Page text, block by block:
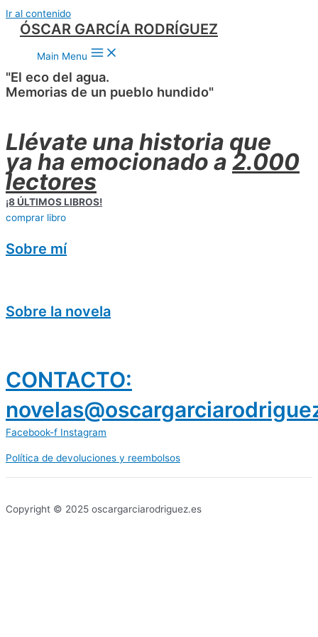
Ir al contenido
ÓSCAR GARCÍA RODRÍGUEZ
Main Menu
"El eco del agua.
Memorias de un pueblo hundido"
Llévate una historia que
ya ha emocionado a 2.000
lectores
¡8 ÚLTIMOS LIBROS!
comprar libro
Sobre mí
Sobre la novela
CONTACTO:
Facebook-f Instagram
Política de devoluciones y reembolsos
Copyright © 2025 oscargarciarodriguez.es